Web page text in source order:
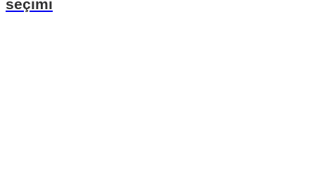
seçimi